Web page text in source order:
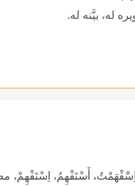
له، بيَّنه له.
أَسْتَفْهِمُ، اِسْتَفْهِمْ،